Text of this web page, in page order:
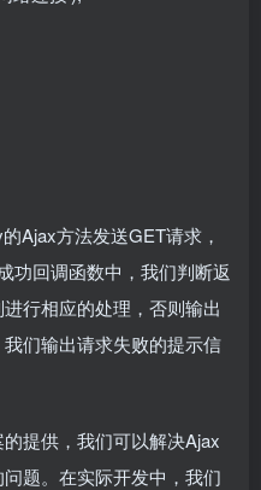
Ajax方法发送GET请求，
功回调函数中，我们判断返
行相应的处理，否则输出
们输出请求失败的提示信
提供，我们可以解决Ajax
题。在实际开发中，我们